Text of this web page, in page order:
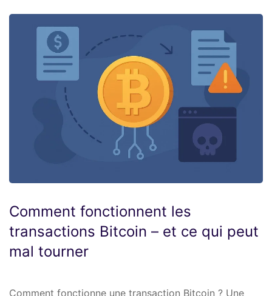
Comment fonctionnent les
transactions Bitcoin – et ce qui peut
mal tourner
Comment fonctionne une transaction Bitcoin ? Une